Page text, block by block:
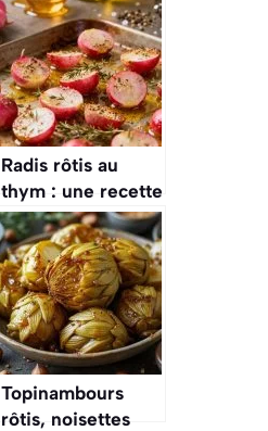
Radis rôtis au
thym : une recette
savoureuse et
facile
Topinambours
rôtis, noisettes